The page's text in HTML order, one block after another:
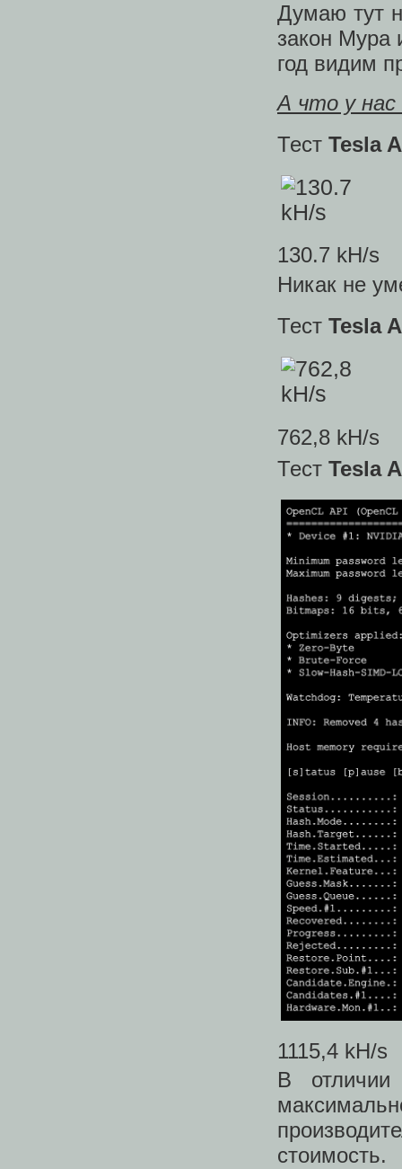
Думаю тут
закон Мура
год видим
А что у нас
Тест Tesla
130.7 kH/s
Никак не
Тест Tesla
762,8 kH/s
Тест Tesla
1115,4 kH/s
В отличии
стоимость.